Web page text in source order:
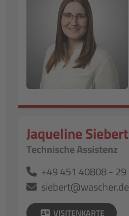
Jaqueline Siebert
Technische Assistenz
+49 451 40808 - 29
siebert@wascher.de
VISITENKARTE